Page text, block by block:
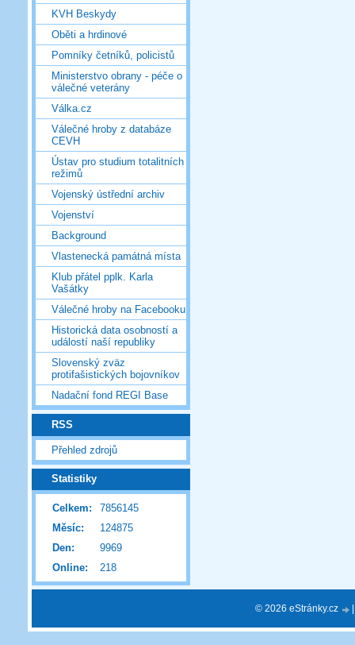
KVH Beskydy
Oběti a hrdinové
Pomníky četníků, policistů
Ministerstvo obrany - péče o
válečné veterány
Válka.cz
Válečné hroby z databáze
CEVH
Ústav pro studium totalitních
režimů
Vojenský ústřední archiv
Vojenství
Background
Vlastenecká památná místa
Klub přátel pplk. Karla
Vašátky
Válečné hroby na Facebooku
Historická data osobností a
událostí naší republiky
Slovenský zväz
protifašistických bojovníkov
Nadační fond REGI Base
RSS
Přehled zdrojů
Statistiky
Online: 218
Celkem:
7856145
Měsíc:
124875
Den:
9969
© 2026 eStránky.cz